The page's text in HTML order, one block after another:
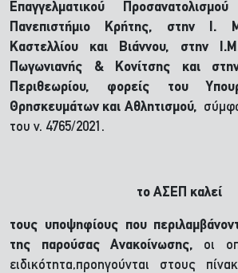
Επαγγελματικού
Πανεπιστήμιο Κρήτης, στην Ι.
Καστελλίου και Βιάννου, στην
Πωγωνιανής & Κονίτσης και
Περιθεωρίου, φορείς του
Θρησκευμάτων και Αθλητισμού,
του ν. 4765/2021.
το ΑΣΕΠ καλεί
τους υποψηφίους που
της παρούσας Ανακοίνωσης, οι
ειδικότητα,προηγούνται στους